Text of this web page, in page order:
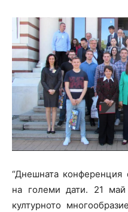
“Днешната
на големи дати. 21
културното